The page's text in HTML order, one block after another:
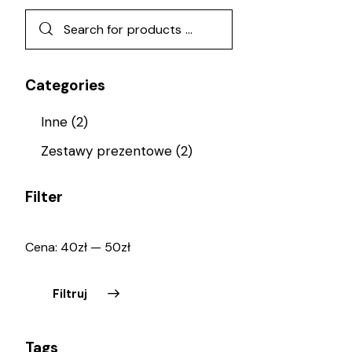
Categories
Inne (2)
Zestawy prezentowe (2)
Filter
Filtruj
Cena: 40zł— 50zł
Tags